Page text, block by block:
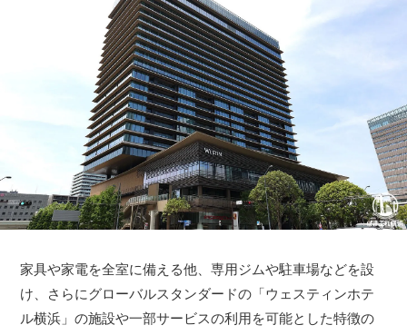
家具や家電を全室に備える他、専用ジムや駐車場などを設
け、さらにグローバルスタンダードの「ウェスティンホテ
ル横浜」の施設や一部サービスの利用を可能とした特徴の